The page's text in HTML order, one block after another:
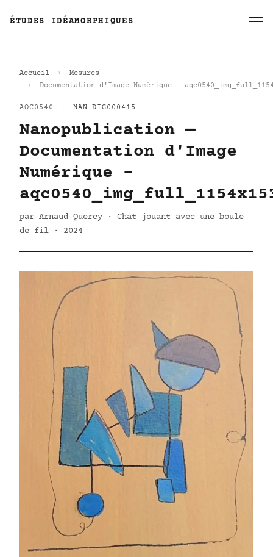
ÉTUDES IDÉAMORPHIQUES
Accueil
Mesures
Documentation d'Image Numérique -
AQC0540 NAN-DIG000415
Nanopublication —
Documentation d'Image
Numérique -
par Arnaud Quercy · Chat jouant avec une boule
de fil · 2024